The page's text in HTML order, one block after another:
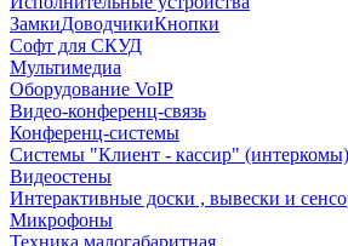
ЗамкиДоводчикиКнопки
Софт для СКУД
Мультимедиа
Оборудование VoIP
Видео-конференц-связь
Конференц-системы
Системы "Клиент - кассир" (интеркомы)
Видеостены
Интерактивные доски , вывески и
Микрофоны
Техника малогабаритная